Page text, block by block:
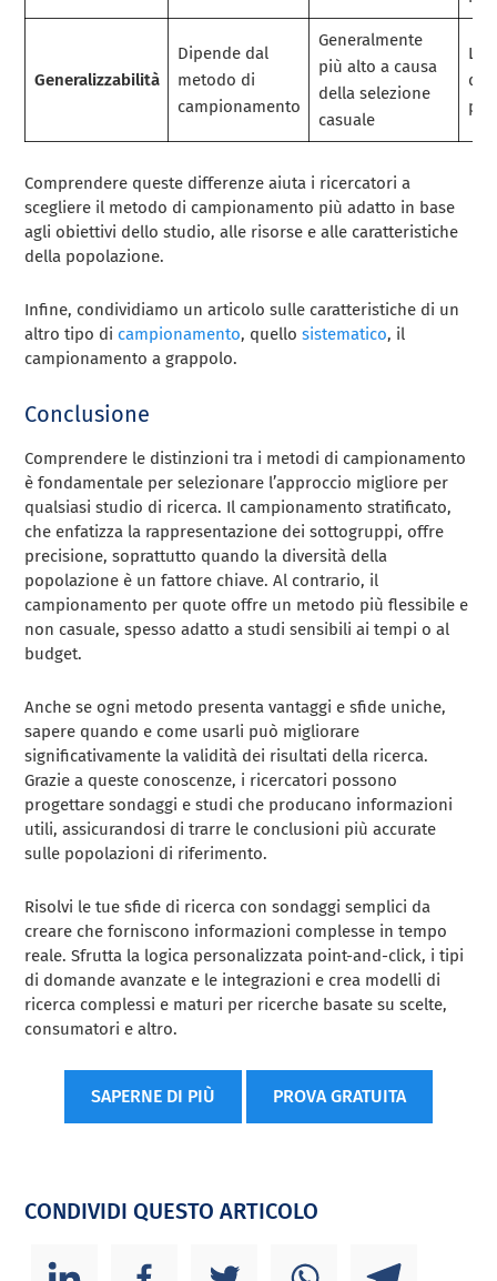
Generalizzabilità
Dipende dal
metodo di
campionamento
Generalmente
più alto a causa
della selezione
casuale
di
Comprendere queste differenze aiuta i ricercatori a
scegliere il metodo di campionamento più adatto in base
agli obiettivi dello studio, alle risorse e alle caratteristiche
della popolazione.
Infine, condividiamo un articolo sulle caratteristiche di un
altro tipo di campionamento, quellosistematico, il
campionamento a grappolo.
Conclusione
Comprendere le distinzioni tra i metodi di campionamento
è fondamentale per selezionare l’approccio migliore per
qualsiasi studio di ricerca. Il campionamento stratificato,
che enfatizza la rappresentazione dei sottogruppi, offre
precisione, soprattutto quando la diversità della
popolazione è un fattore chiave. Al contrario, il
campionamento per quote offre un metodo più flessibile e
non casuale, spesso adatto a studi sensibili ai tempi o al
budget.
Anche se ogni metodo presenta vantaggi e sfide uniche,
sapere quando e come usarli può migliorare
significativamente la validità dei risultati della ricerca.
Grazie a queste conoscenze, i ricercatori possono
progettare sondaggi e studi che producano informazioni
utili, assicurandosi di trarre le conclusioni più accurate
sulle popolazioni di riferimento.
Risolvi le tue sfide di ricerca con sondaggi semplici da
creare che forniscono informazioni complesse in tempo
reale. Sfrutta la logica personalizzata point-and-click, i tipi
di domande avanzate e le integrazioni e crea modelli di
ricerca complessi e maturi per ricerche basate su scelte,
consumatori e altro.
SAPERNE DI PIÙ PROVA GRATUITA
CONDIVIDI QUESTO ARTICOLO